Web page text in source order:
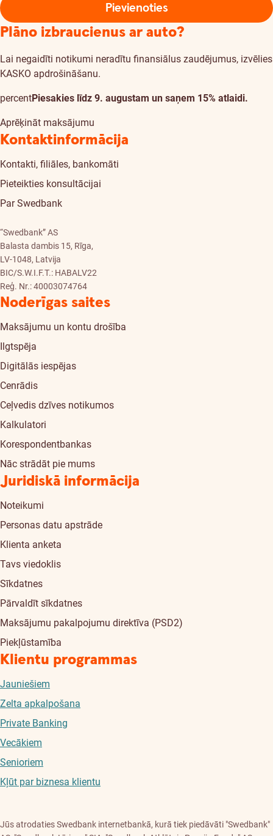
Pievienoties
Plāno izbraucienus ar auto?
Lai negaidīti notikumi neradītu finansiālus zaudējumus, izvēlies
KASKO apdrošināšanu.
percentPiesakies līdz 9. augustam un saņem 15% atlaidi.
Aprēķināt maksājumu
Kontaktinformācija
Kontakti, filiāles, bankomāti
Pieteikties konsultācijai
Par Swedbank
“Swedbank” AS
Balasta dambis 15, Rīga,
LV-1048, Latvija
BIC/S.W.I.F.T.: HABALV22
Reģ. Nr.: 40003074764
Noderīgas saites
Maksājumu un kontu drošība
Ilgtspēja
Digitālās iespējas
Cenrādis
Ceļvedis dzīves notikumos
Kalkulatori
Korespondentbankas
Nāc strādāt pie mums
Juridiskā informācija
Noteikumi
Personas datu apstrāde
Klienta anketa
Tavs viedoklis
Sīkdatnes
Pārvaldīt sīkdatnes
Maksājumu pakalpojumu direktīva (PSD2)
Piekļūstamība
Klientu programmas
Jauniešiem
Zelta apkalpošana
Private Banking
Vecākiem
Senioriem
Kļūt par biznesa klientu
Jūs atrodaties Swedbank internetbankā, kurā tiek piedāvāti "Swedbank"